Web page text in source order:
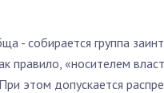
- собирается группа
правило, «носителем
этом допускается